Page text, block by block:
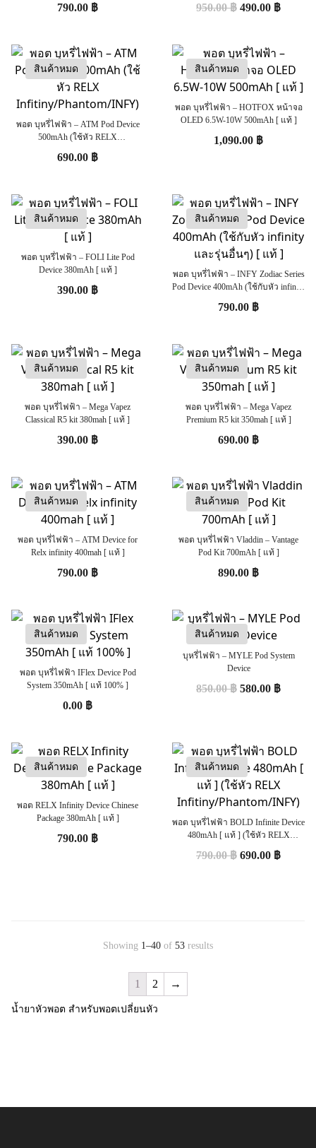
790.00 ฿ 950.00฿ 490.00 ฿
สินค้าหมด
พอต บุหรี่ไฟฟ้า – ATM Pod Device
500mAh (ใช้หัว RELX
690.00 ฿
สินค้าหมด
พอต บุหรี่ไฟฟ้า – HOTFOX หน้าจอ
OLED 6.5W-10W 500mAh [ แท้ ]
1,090.00 ฿
สินค้าหมด
พอต บุหรี่ไฟฟ้า – FOLI Lite Pod
Device 380mAh [ แท้ ]
390.00 ฿
สินค้าหมด
พอต บุหรี่ไฟฟ้า – INFY Zodiac Series
Pod Device 400mAh (ใช้กับหัว infinity
790.00 ฿
สินค้าหมด
พอต บุหรี่ไฟฟ้า – Mega Vapez
Classical R5 kit 380mah [ แท้ ]
390.00 ฿
สินค้าหมด
พอต บุหรี่ไฟฟ้า – Mega Vapez
Premium R5 kit 350mah [ แท้ ]
690.00 ฿
สินค้าหมด
พอต บุหรี่ไฟฟ้า – ATM Device for
Relx infinity 400mah [ แท้ ]
790.00 ฿
สินค้าหมด
พอต บุหรี่ไฟฟ้า Vladdin – Vantage
Pod Kit 700mAh [ แท้ ]
890.00 ฿
สินค้าหมด
พอต บุหรี่ไฟฟ้า IFlex Device Pod
System 350mAh [ แท้ 100% ]
0.00 ฿
สินค้าหมด
บุหรี่ไฟฟ้า – MYLE Pod System
Device
850.00฿ 580.00 ฿
สินค้าหมด
พอต RELX Infinity Device Chinese
Package 380mAh [ แท้ ]
790.00 ฿
สินค้าหมด
พอต บุหรี่ไฟฟ้า BOLD Infinite Device
480mAh [ แท้ ] (ใช้หัว RELX
790.00฿ 690.00 ฿
Showing 1–40 of 53 results
1 2 →
น้ำยาหัวพอต สำหรับพอตเปลี่ยนหัว